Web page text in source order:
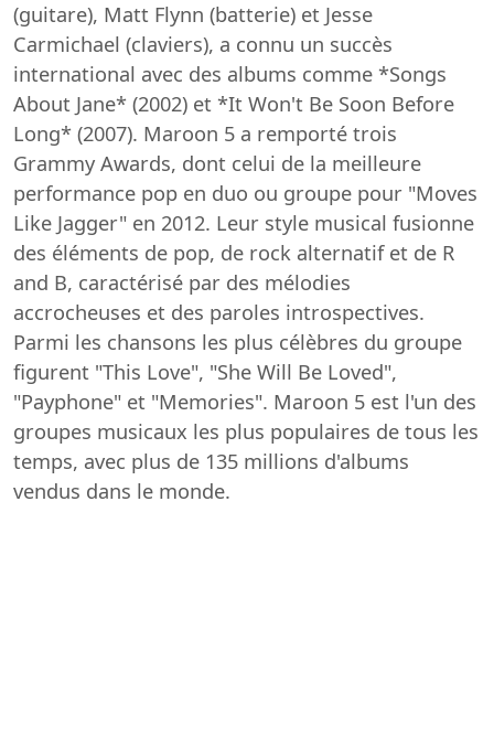
(guitare), Matt Flynn (batterie) et Jesse
Carmichael (claviers), a connu un succès
international avec des albums comme *Songs
About Jane* (2002) et *It Won't Be Soon Before
Long* (2007). Maroon 5 a remporté trois
Grammy Awards, dont celui de la meilleure
performance pop en duo ou groupe pour "Moves
Like Jagger" en 2012. Leur style musical fusionne
des éléments de pop, de rock alternatif et de R
and B, caractérisé par des mélodies
accrocheuses et des paroles introspectives.
Parmi les chansons les plus célèbres du groupe
figurent "This Love", "She Will Be Loved",
"Payphone" et "Memories". Maroon 5 est l'un des
groupes musicaux les plus populaires de tous les
temps, avec plus de 135 millions d'albums
vendus dans le monde.